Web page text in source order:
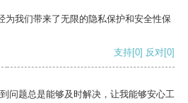
为我们带来了无限的隐私保护和安全性保
支持[0] 反对[0]
问题总是能够及时解决，让我能够安心工